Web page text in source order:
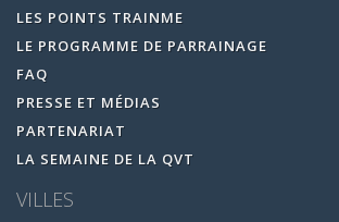
LES POINTS TRAINME
LE PROGRAMME DE PARRAINAGE
FAQ
PRESSE ET MÉDIAS
PARTENARIAT
LA SEMAINE DE LA QVT
VILLES